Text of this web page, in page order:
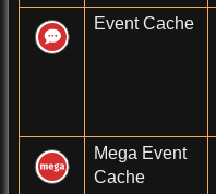
Event Cache
Mega Event
Cache